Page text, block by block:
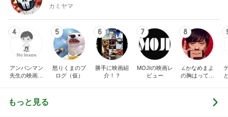
カミヤマ
4
アンパンマン
先生の映画講
5
怒りくまのブ
ログ（仮）
6
勝手に映画紹
介！？
7
MOJIの映画レ
ビュー
8
∠かなめまよ
の胸はって行
もっと見る